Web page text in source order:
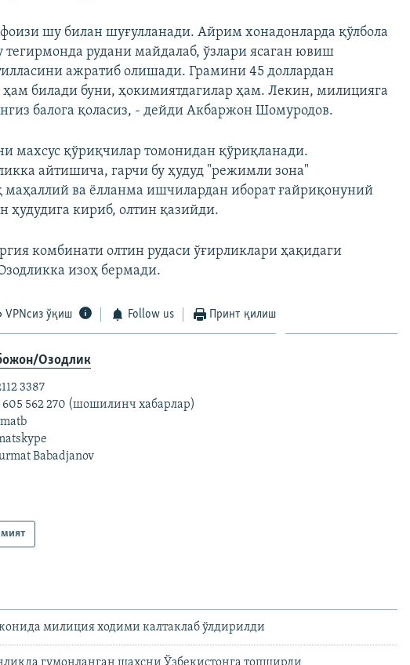
шу билан шуғулланади. Айрим хонадонларда қўлбола
тегирмонда рудани майдалаб, ўзлари ясаган ювиш
ажратиб олишади. Грамини 45 доллардан
билади буни, ҳокимиятдагилар ҳам. Лекин, милицияга
балога қоласиз, - дейди Акбаржон Шомуродов.
махсус қўриқчилар томонидан қўриқланади.
айтишича, гарчи бу ҳудуд "режимли зона"
маҳаллий ва ёлланма ишчилардан иборат ғайриқонуний
ҳудудига кириб, олтин қазийди.
комбинати олтин рудаси ўғирликлари ҳақидаги
изоҳ бермади.
VPNсиз ўқиш Follow us Принт қилиш
Озодлик
3387
562 270 (шошилинч хабарлар)
Babadjanov
милиция ходими калтаклаб ўлдирилди
гумонланган шахсни Ўзбекистонга топширди